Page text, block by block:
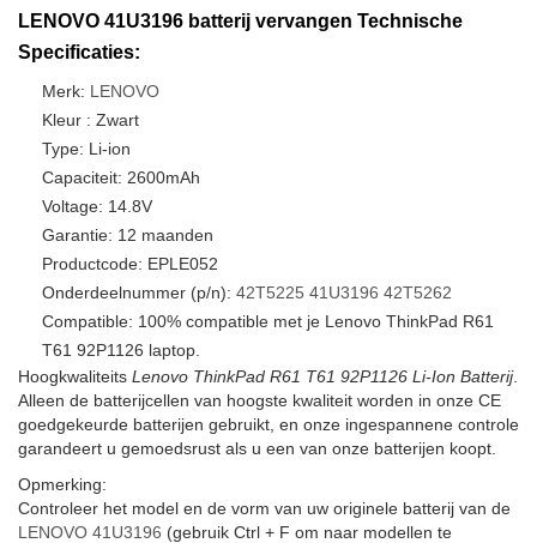
LENOVO 41U3196 batterij vervangen Technische
Specificaties:
Merk: LENOVO
Kleur : Zwart
Type: Li-ion
Capaciteit: 2600mAh
Voltage: 14.8V
Garantie: 12 maanden
Productcode: EPLE052
Onderdeelnummer (p/n): 42T5225 41U3196 42T5262
Compatible: 100% compatible met je Lenovo ThinkPad R61
T61 92P1126 laptop.
Hoogkwaliteits Lenovo ThinkPad R61 T61 92P1126 Li-Ion Batterij.
Alleen de batterijcellen van hoogste kwaliteit worden in onze CE
goedgekeurde batterijen gebruikt, en onze ingespannene controle
garandeert u gemoedsrust als u een van onze batterijen koopt.
Opmerking:
Controleer het model en de vorm van uw originele batterij van de
LENOVO 41U3196 (gebruik Ctrl + F om naar modellen te